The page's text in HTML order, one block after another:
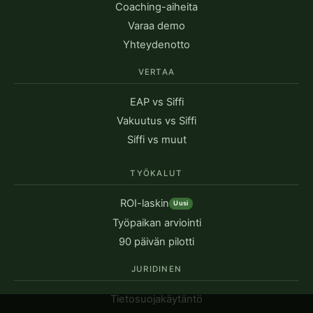
Coaching-aiheita
Varaa demo
Yhteydenotto
VERTAA
EAP vs Siffi
Vakuutus vs Siffi
Siffi vs muut
TYÖKALUT
ROI-laskin Uusi
Työpaikan arviointi
90 päivän pilotti
JURIDINEN
Tietosuojakäytäntö